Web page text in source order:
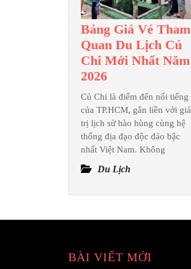
Bảng Giá Vé Tham
Quan Du Lịch Củ
Chi Mới Nhất Năm
2026Bảng
Giá
Vé
Tham
Quan
Du
Lịch
Chi
Năm
2026
Củ Chi là điểm đến nổi tiếng
của TP.HCM, gắn liền với giá
trị lịch sử hào hùng cùng hệ
thống địa đạo độc đáo bậc
nhất Việt Nam. Không
Du Lịch
BÀI VIẾT MỚI